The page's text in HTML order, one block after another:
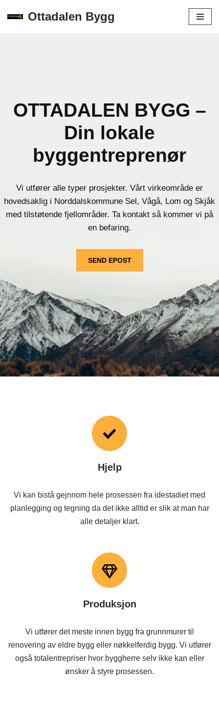
Ottadalen Bygg
OTTADALEN BYGG –
Din lokale
byggentreprenør
Vi utfører alle typer prosjekter. Vårt virkeområde er
hovedsaklig i Norddalskommune Sel, Vågå, Lom og Skjåk
med tilstøtende fjellområder. Ta kontakt så kommer vi på
en befaring.
SEND EPOST
Hjelp
Vi kan bistå gejnnom hele prosessen fra idestadiet med
planlegging og tegning da det ikke alltid er slik at man har
alle detaljer klart.
Produksjon
Vi utfører det meste innen bygg fra grunnmurer til
renovering av eldre bygg eller nøkkelferdig bygg. Vi utfører
også totalentrepriser hvor byggherre selv ikke kan eller
ønsker å styre prosessen.